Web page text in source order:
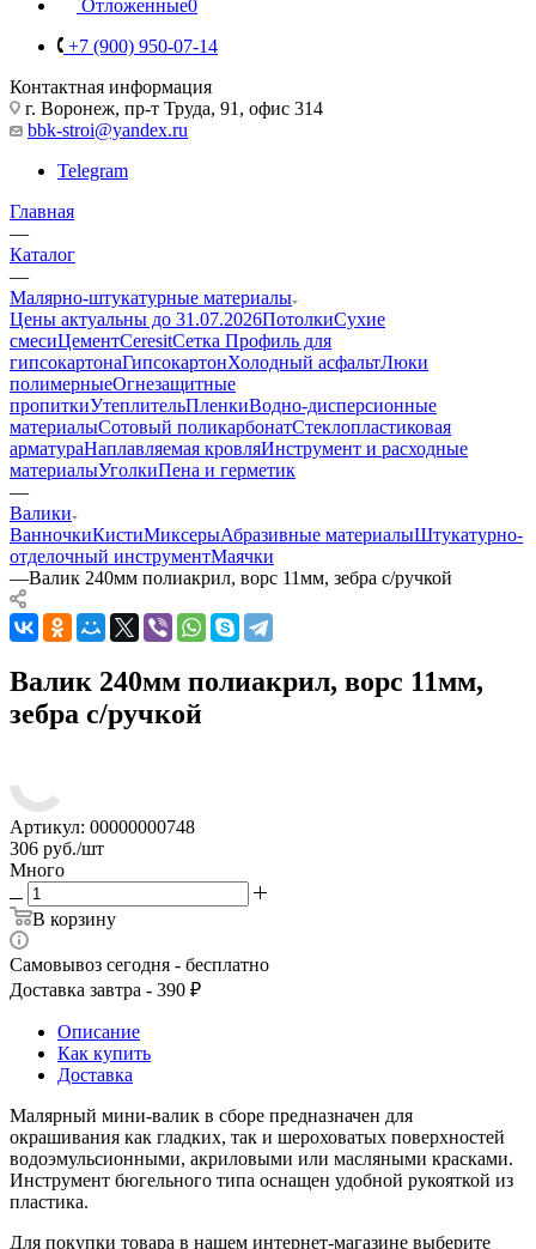
Отложенные0
+7 (900) 950-07-14
Контактная информация
г. Воронеж, пр-т Труда, 91, офис 314
bbk-stroi@yandex.ru
Telegram
Главная
—
Каталог
—
Малярно-штукатурные материалы
Цены актуальны до 31.07.2026ПотолкиСухие
смесиЦементCeresitСетка Профиль для
гипсокартонаГипсокартонХолодный асфальтЛюки
полимерныеОгнезащитные
пропиткиУтеплительПленкиВодно-дисперсионные
материалыСотовый поликарбонатСтеклопластиковая
арматураНаплавляемая кровляИнструмент и расходные
материалыУголкиПена и герметик
—
Валики
ВанночкиКистиМиксерыАбразивные материалыШтукатурно-
отделочный инструментМаячки
—Валик 240мм полиакрил, ворс 11мм, зебра с/ручкой
Валик 240мм полиакрил, ворс 11мм,
зебра с/ручкой
Артикул: 00000000748
306 руб./шт
Много
В корзину
Самовывоз сегодня - бесплатно
Доставка завтра - 390 ₽
Описание
Как купить
Доставка
Малярный мини-валик в сборе предназначен для
окрашивания как гладких, так и шероховатых поверхностей
водоэмульсионными, акриловыми или масляными красками.
Инструмент бюгельного типа оснащен удобной рукояткой из
пластика.
Для покупки товара в нашем интернет-магазине выберите